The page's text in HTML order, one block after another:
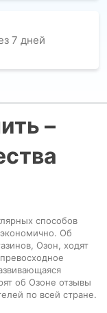
7 дней
–
способов
Об
Озон, ходят
об Озоне отзывы
по всей стране.